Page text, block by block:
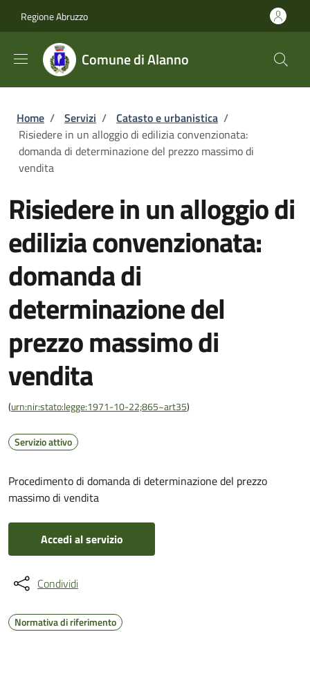
Regione Abruzzo
Comune di Alanno
Briciole di pane
Home / Servizi / Catasto e urbanistica /
Risiedere in un alloggio di edilizia convenzionata:
domanda di determinazione del prezzo massimo di
vendita
Risiedere in un alloggio di
edilizia convenzionata:
domanda di
determinazione del
prezzo massimo di
vendita
(urn:nir:stato:legge:1971-10-22;865~art35)
Servizio attivo
Procedimento di domanda di determinazione del prezzo
massimo di vendita
Accedi al servizio
Condividi
Normativa di riferimento